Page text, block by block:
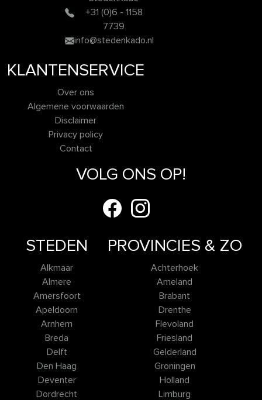
+31 (0)6 - 1158
7739
info@stedenkado.nl
KLANTENSERVICE
Over ons
Algemene voorwaarden
Disclaimer
Privacy policy
Contact
STEDEN
Alkmaar
Almere
Amersfoort
Apeldoorn
Arnhem
Breda
Delft
Den Haag
Deventer
Dordrecht
PROVINCIES & ZO
Achterhoek
Ameland
Brabant
Drenthe
Flevoland
Friesland
Gelderland
Groningen
Holland
Limburg
VOLG ONS OP!